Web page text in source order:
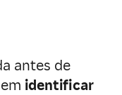
antes de
identificar